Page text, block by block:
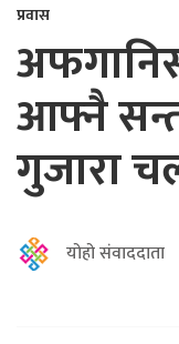
प्रवास
आफ्नै
गुजारा
योहो संवाददाता